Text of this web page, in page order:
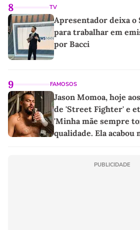
8 TV
Apresentador deixa o
para trabalhar em
por Bacci
9 FAMOSOS
Jason Momoa, hoje
de 'Street Fighter' e
'Minha mãe sempre
qualidade. Ela acabou
PUBLICIDADE